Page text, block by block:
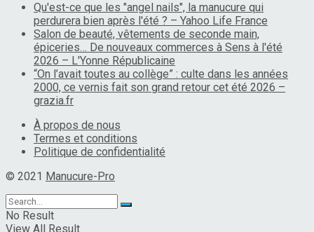
Qu'est-ce que les "angel nails", la manucure qui
perdurera bien après l'été ? – Yahoo Life France
Salon de beauté, vêtements de seconde main,
épiceries… De nouveaux commerces à Sens à l'été
2026 – L'Yonne Républicaine
“On l’avait toutes au collège” : culte dans les années
2000, ce vernis fait son grand retour cet été 2026 –
grazia.fr
À propos de nous
Termes et conditions
Politique de confidentialité
© 2021 Manucure-Pro
No Result
View All Result